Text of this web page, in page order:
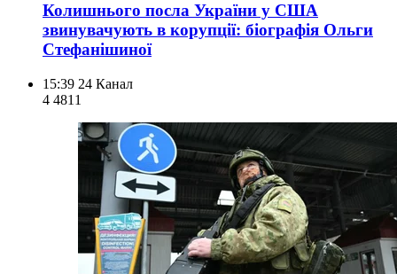
Колишнього посла України у США
звинувачують в корупції: біографія Ольги
Стефанішиної
15:39 24 Канал
4 481 1